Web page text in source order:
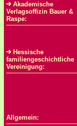
Akademische
Verlagsoffizin Bauer &
Raspe:
Hessische
familiengeschichtliche
Vereinigung:
Allgemein: